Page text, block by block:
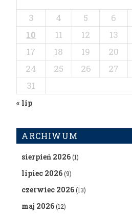
3
4 5 6
10
11 12 13
17
18 19 20
24
25 26 27
31
« lip
ARCHIWUM
sierpień 2026(1)
lipiec 2026(9)
czerwiec 2026(13)
maj 2026(12)